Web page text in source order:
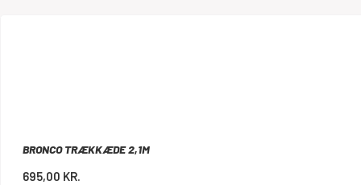
BRONCO TRÆKKÆDE 2,1M
695,00 KR.